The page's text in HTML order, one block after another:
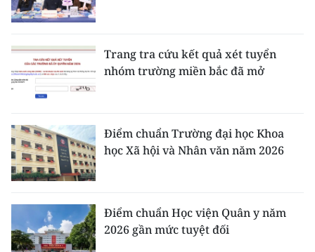
Trang tra cứu kết quả xét tuyển
nhóm trường miền bắc đã mở
Điểm chuẩn Trường đại học Khoa
học Xã hội và Nhân văn năm 2026
Điểm chuẩn Học viện Quân y năm
2026 gần mức tuyệt đối